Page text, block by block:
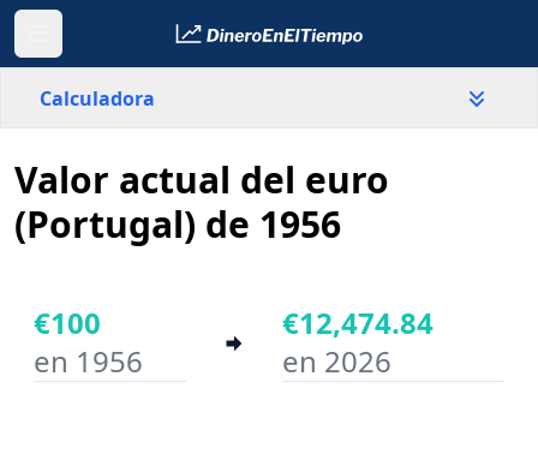
Calculadora
País
Año inicial
Valor actual del euro
(Portugal) de 1956
€100
en 1956
€12,474.84
en 2026